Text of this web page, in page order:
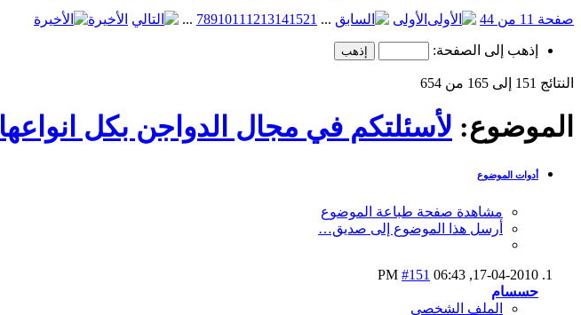
صفحة 11 من 44 الأولى ...
7891011 1213141521
... الأخيرة
إذهب إلى الصفحة:
النتائج 151 إلى 165 من 654
الموضوع: لأسئلتكم في مجال الدواجن بكل انواعها
أدوات الموضوع
مشاهدة صفحة طباعة الموضوع
أرسل هذا الموضوع إلى صديق…
17-04-2010,
06:43 PM
#151
حسسام
الملف الشخصي